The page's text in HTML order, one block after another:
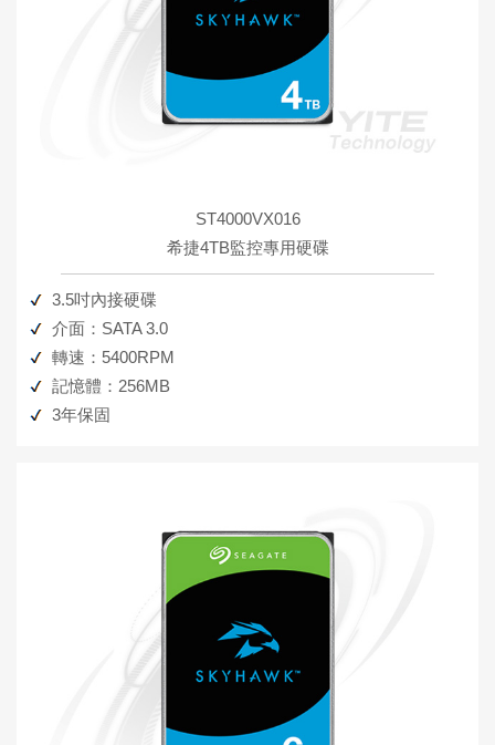
ST4000VX016
希捷4TB監控專用硬碟
3.5吋內接硬碟
介面：SATA 3.0
轉速：5400RPM
記憶體：256MB
3年保固